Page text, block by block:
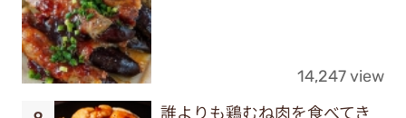
14,247 view
誰よりも鶏むね肉を食べてき